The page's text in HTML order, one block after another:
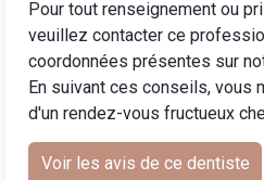
Pour tout renseignement ou
veuillez contacter ce
coordonnées présentes sur
En suivant ces conseils, vous
d'un rendez-vous fructueux
Voir les avis de ce dentiste